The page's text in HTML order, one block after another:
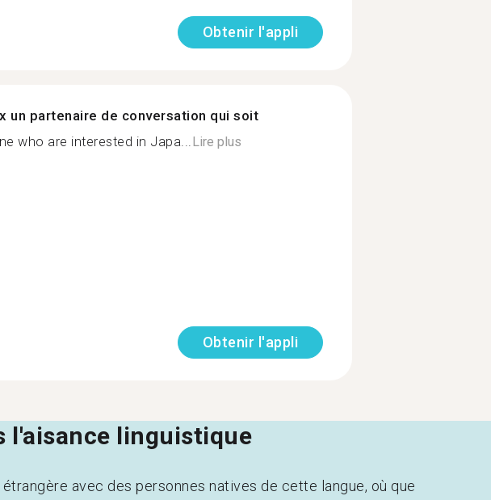
Obtenir l'appli
un partenaire de conversation qui soit
who are interested in Japa...Lire plus
Obtenir l'appli
l'aisance linguistique
avec des personnes natives de cette langue, où que